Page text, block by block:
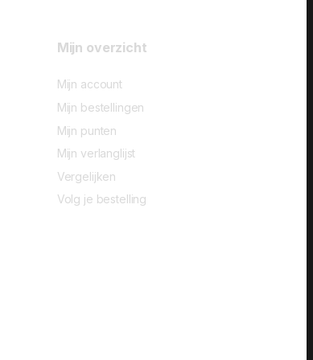
Mijn overzicht
Mijn account
Mijn bestellingen
Mijn punten
Mijn verlanglijst
Vergelijken
Volg je bestelling